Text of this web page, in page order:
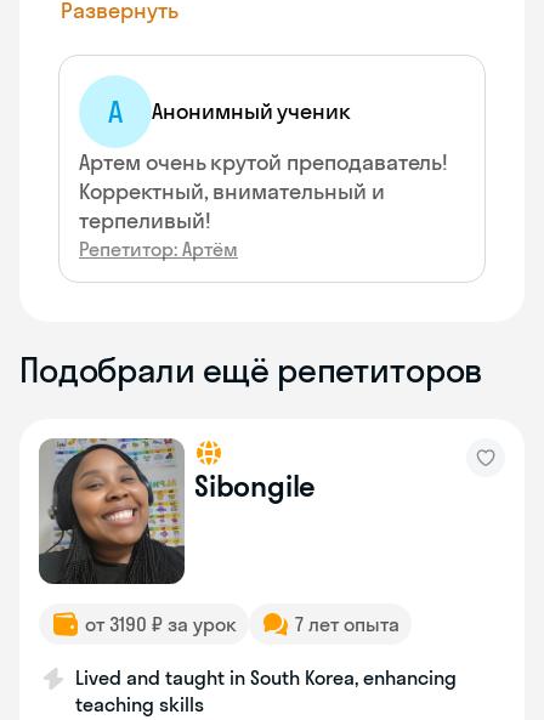
Развернуть
А
Анонимный ученик
Артем очень крутой преподаватель!
Корректный, внимательный и
терпеливый!
Репетитор: Артём
Подобрали ещё репетиторов
Sibongile
от 3190 ₽ за урок 7 лет опыта
Lived and taught in South Korea, enhancing
teaching skills